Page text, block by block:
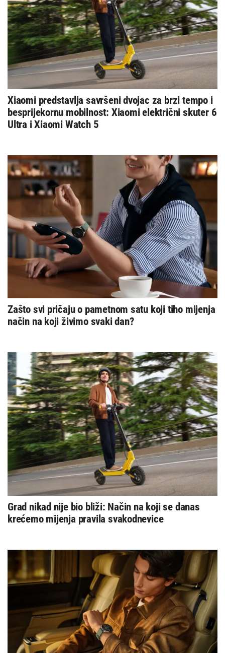
Xiaomi predstavlja savršeni dvojac za brzi tempo i
besprijekornu mobilnost: Xiaomi električni skuter 6
Ultra i Xiaomi Watch 5
Zašto svi pričaju o pametnom satu koji tiho mijenja
način na koji živimo svaki dan?
Grad nikad nije bio bliži: Način na koji se danas
krećemo mijenja pravila svakodnevice